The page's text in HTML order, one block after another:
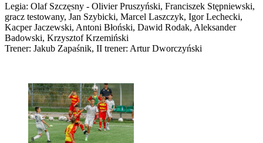
Legia: Olaf Szczęsny - Olivier Pruszyński, Franciszek Stępniewski,
gracz testowany, Jan Szybicki, Marcel Laszczyk, Igor Lechecki,
Kacper Jaczewski, Antoni Błoński, Dawid Rodak, Aleksander
Badowski, Krzysztof Krzemiński
Trener: Jakub Zapaśnik, II trener: Artur Dworczyński